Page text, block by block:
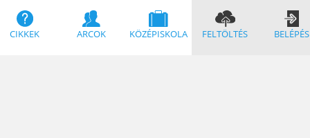
CIKKEK ARCOK KÖZÉPISKOLA FELTÖLTÉS BELÉPÉS